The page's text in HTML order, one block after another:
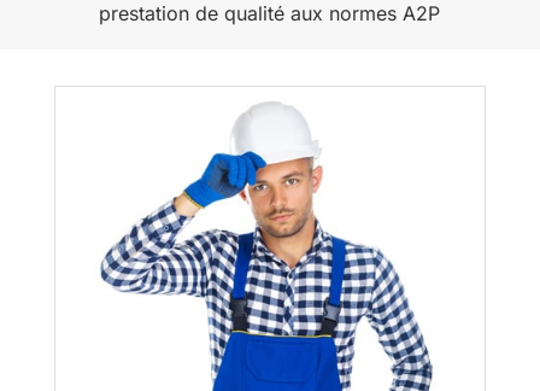
prestation de qualité aux normes A2P